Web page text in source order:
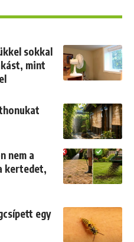
sokkal
mint
nem a
kertedet,
egy